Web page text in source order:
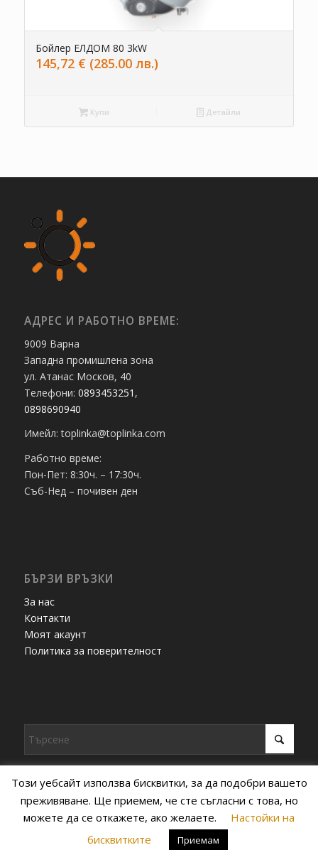
Бойлер ЕЛДОМ 80 3kW
145,72 € (285.00 лв.)
Купи Детайли
АДРЕС И РАБОТНО ВРЕМЕ:
9009 Варна
Западна промишлена зона
ул. Атанас Москов, 40
Телефони: 0893453251 ,
0898690940
Имейл: toplinka@toplinka.com
Работно време:
Пон-Пет: 8:30ч. – 17:30ч.
Съб-Нед – почивен ден
БЪРЗИ ВРЪЗКИ
За нас
Контакти
Моят акаунт
Политика за поверителност
Enfold WordPress Theme by Kriesi
Този уебсайт използва бисквитки, за да подобри вашето
преживяване. Ще приемем, че сте съгласни с това, но
можете да се откажете, ако желаете.
Настойки на
бисквитките
Приемам